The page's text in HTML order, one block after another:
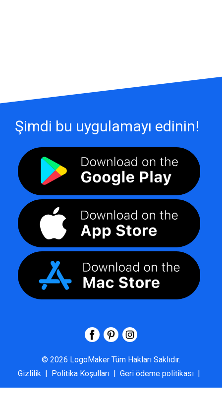
Şimdi bu uygulamayı edinin!
© 2026 LogoMaker Tüm Hakları Saklıdır.
Gizlilik | Politika Koşulları | Geri ödeme politikası |